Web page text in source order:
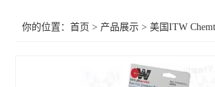
你的位置：首页 > 产品展示 >美国ITW